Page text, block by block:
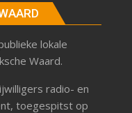
lokale
Waard.
radio- en
toegespitst op